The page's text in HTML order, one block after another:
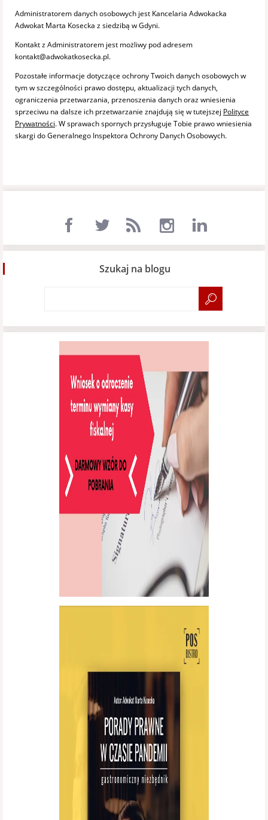
Administratorem danych osobowych jest Kancelaria Adwokacka
Adwokat Marta Kosecka z siedzibą w Gdyni.
Kontakt z Administratorem jest możliwy pod adresem
kontakt@adwokatkosecka.pl.
Pozostałe informacje dotyczące ochrony Twoich danych osobowych w
tym w szczególności prawo dostępu, aktualizacji tych danych,
ograniczenia przetwarzania, przenoszenia danych oraz wniesienia
sprzeciwu na dalsze ich przetwarzanie znajdują się w tutejszej Polityce
Prywatności. W sprawach spornych przysługuje Tobie prawo wniesienia
skargi do Generalnego Inspektora Ochrony Danych Osobowych.
Szukaj na blogu